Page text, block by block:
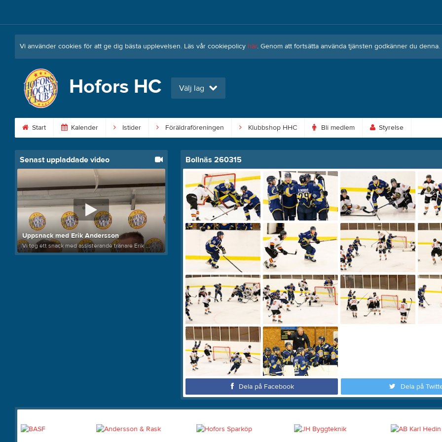
Vi använder cookies för att ge dig bästa upplevelsen. Läs vår cookiepolicy här. Genom att fortsätta använda tjänsten godkänner du denna.
Hofors HC Välj lag
Start Kalender Istider Föräldraföreningen Klubbshop HHC Bli medlem Styrelse
Senast uppladdade video
Uppsnack med Erik Andersson
Vi tog ett snack med assisterande tränare Erik ...
Bollnäs 260315
Dela på Facebook Dela på